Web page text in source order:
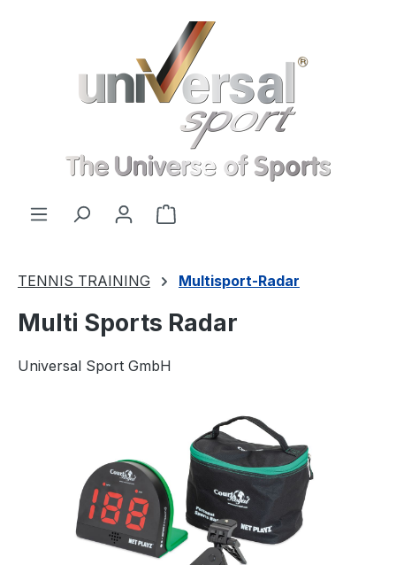
Shopping cart contains 0
TENNIS TRAINING Multisport-Radar
Multi Sports Radar
Universal Sport GmbH